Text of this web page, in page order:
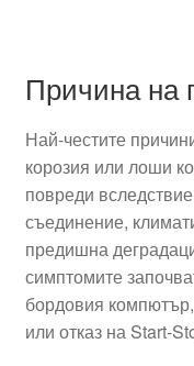
Причина на
Най-честите
корозия или лоши
повреди
съединение,
предишна
симптомите
бордовия
или отказ на Start-